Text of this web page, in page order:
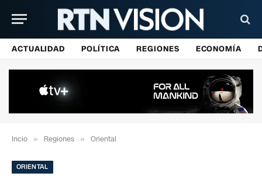
ACTUALIDAD POLÍTICA REGIONES ECONOMÍA
Incio » Regiones » Oriental
ORIENTAL